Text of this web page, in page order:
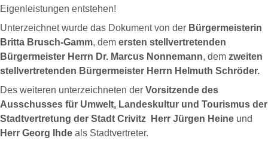
Eigenleistungen entstehen!
Unterzeichnet wurde das Dokument von der Bürgermeisterin
Britta Brusch-Gamm, dem ersten stellvertretenden
Bürgermeister Herrn Dr. Marcus Nonnemann, dem zweiten
stellvertretenden Bürgermeister Herrn Helmuth Schröder.
Des weiteren unterzeichneten der Vorsitzende des
Ausschusses für Umwelt, Landeskultur und Tourismus der
Stadtvertretung der Stadt Crivitz Herr Jürgen Heine und
Herr Georg Ihde als Stadtvertreter.